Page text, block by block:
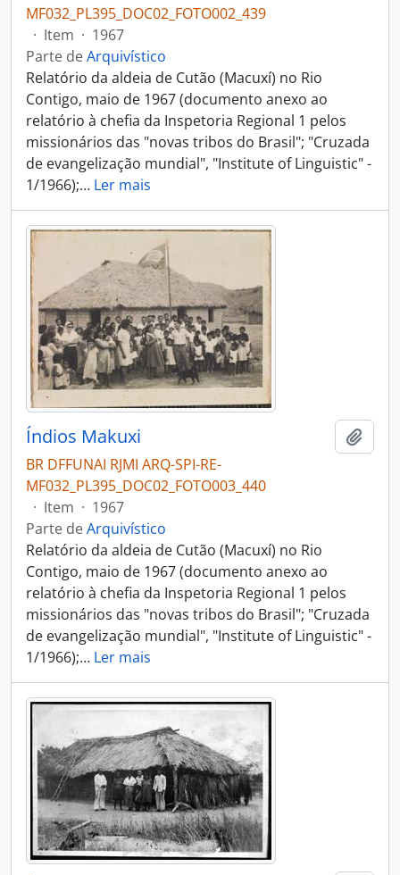
MF032_PL395_DOC02_FOTO002_439
· Item · 1967
Parte deArquivístico
Relatório da aldeia de Cutão (Macuxí) no Rio
Contigo, maio de 1967 (documento anexo ao
relatório à chefia da Inspetoria Regional 1 pelos
missionários das "novas tribos do Brasil"; "Cruzada
de evangelização mundial", "Institute of Linguistic" -
1/1966);… Ler mais
Índios Makuxi
BR DFFUNAI RJMI ARQ-SPI-RE-
MF032_PL395_DOC02_FOTO003_440
· Item · 1967
Parte deArquivístico
Relatório da aldeia de Cutão (Macuxí) no Rio
Contigo, maio de 1967 (documento anexo ao
relatório à chefia da Inspetoria Regional 1 pelos
missionários das "novas tribos do Brasil"; "Cruzada
de evangelização mundial", "Institute of Linguistic" -
1/1966);… Ler mais